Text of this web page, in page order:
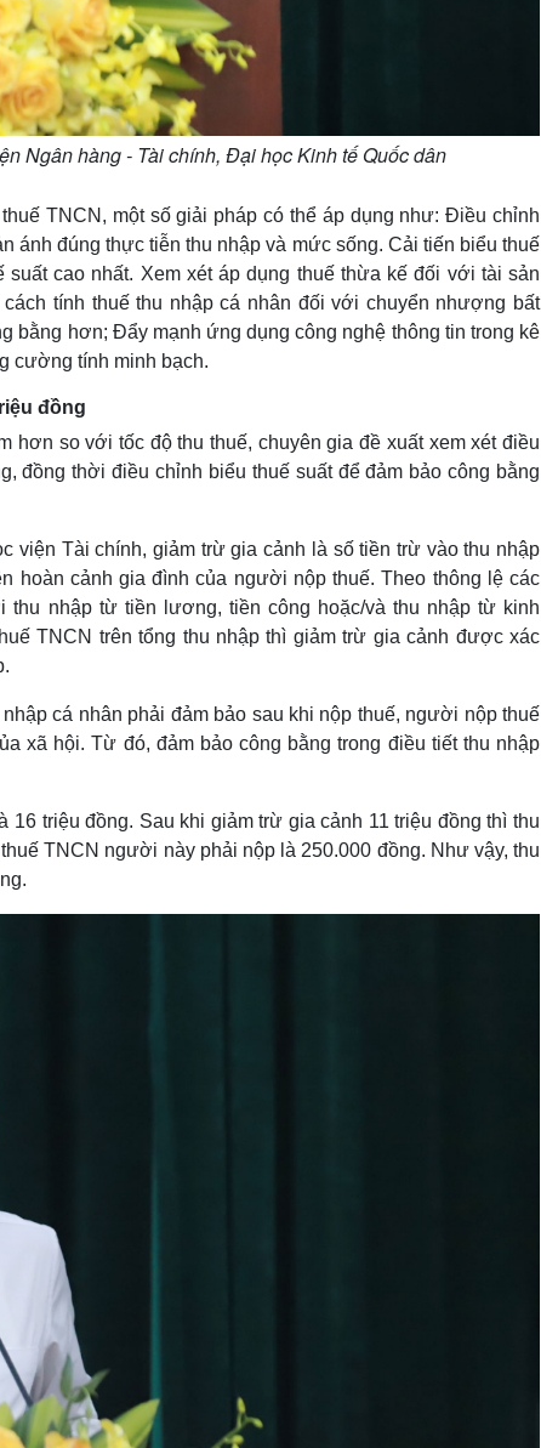
Ngân hàng - Tài chính, Đại học Kinh tế Quốc dân
TNCN, một số giải pháp có thể áp dụng như: Điều chỉnh
ánh đúng thực tiễn thu nhập và mức sống. Cải tiến biểu thuế
cao nhất. Xem xét áp dụng thuế thừa kế đối với tài sản
tính thuế thu nhập cá nhân đối với chuyển nhượng bất
bằng hơn; Đẩy mạnh ứng dụng công nghệ thông tin trong kê
cường tính minh bạch.
đồng
hơn so với tốc độ thu thuế, chuyên gia đề xuất xem xét điều
đồng thời điều chỉnh biểu thuế suất để đảm bảo công bằng
viện Tài chính, giảm trừ gia cảnh là số tiền trừ vào thu nhập
hoàn cảnh gia đình của người nộp thuế. Theo thông lệ các
nhập từ tiền lương, tiền công hoặc/và thu nhập từ kinh
TNCN trên tổng thu nhập thì giảm trừ gia cảnh được xác
cá nhân phải đảm bảo sau khi nộp thuế, người nộp thuế
xã hội. Từ đó, đảm bảo công bằng trong điều tiết thu nhập
triệu đồng. Sau khi giảm trừ gia cảnh 11 triệu đồng thì thu
TNCN người này phải nộp là 250.000 đồng. Như vậy, thu